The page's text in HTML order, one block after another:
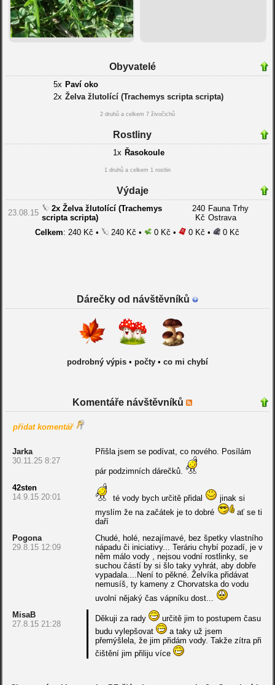
Obyvatelé
5x Paví oko
2x Želva žlutolící (Trachemys scripta scripta)
2 druhů a celkem 7 živočichů
Rostliny
1x Řasokoule
1 druhů a celkem 1 rostlin
Výdaje
23.08.15
2x Želva žlutolící (Trachemys
scripta scripta)
240
Kč
Fauna Trhy
Ostrava
Celkem: 240 Kč • 240 Kč • 0 Kč • 0 Kč • 0 Kč
Dárečky od návštěvníků
podrobný výpis• počty• co mi chybí
Komentáře návštěvníků
přidat komentář
Jarka
30.11.25 8:27
Přišla jsem se podívat, co nového. Posílám
pár podzimních dárečků.
42sten
14.9.15 20:01
té vody bych určitě přidal
jinak si
myslím že na začátek je to dobré
ať se ti
daří
Pogona
29.8.15 12:09
Chudé, holé, nezajímavé, bez špetky vlastního
nápadu či iniciativy... Teráriu chybí pozadí, je v
něm málo vody , nejsou vodní rostlinky, se
suchou částí by si šlo taky vyhrát, aby dobře
vypadala....Není to pěkné. Želvíka přidávat
nemusíš, ty kameny z Chorvatska do vodu
uvolní nějaký čas vápníku dost...
MisaB
27.8.15 21:28
Děkuji za rady
určitě jim to postupem času
budu vylepšovat
a taky už jsem
přemýšlela, že jim přidám vody. Takže zítra při
čištění jim přiliju více